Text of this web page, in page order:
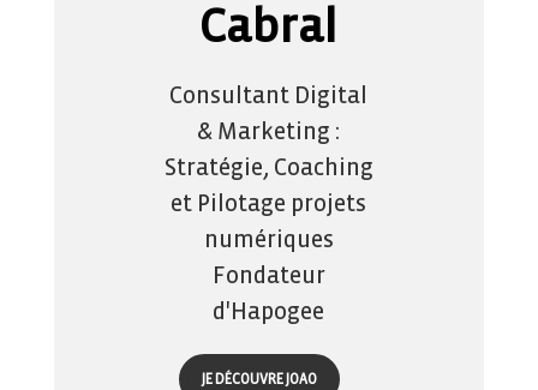
Cabral
Consultant Digital
& Marketing :
Stratégie, Coaching
et Pilotage projets
numériques
Fondateur
d'Hapogee
JE DÉCOUVRE JOAO